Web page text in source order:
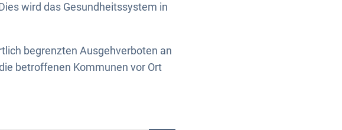
wird das Gesundheitssystem in
begrenzten Ausgehverboten an
betroffenen Kommunen vor Ort